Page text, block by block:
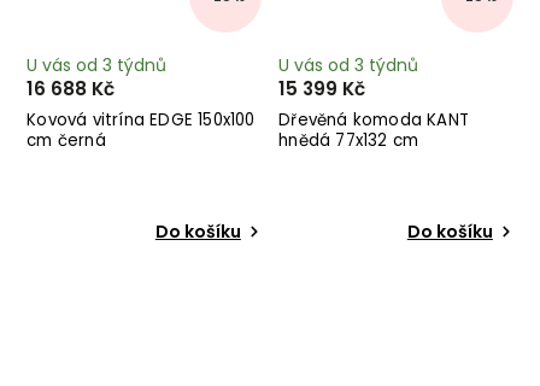
Kovová vitrína EDGE 150x100
cm černá
U vás od 3 týdnů
16 688 Kč
Do košíku
Dřevěná komoda KANT
hnědá 77x132 cm
U vás od 3 týdnů
15 399 Kč
Do košíku